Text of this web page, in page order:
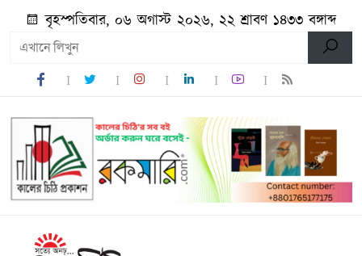
বৃহস্পতিবার, ০৬ অগাস্ট ২০২৬, ২২ শ্রাবণ ১৪৩৩ বঙ্গাব্দ